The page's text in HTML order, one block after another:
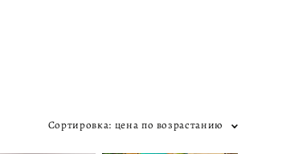
Сортировка: цена по возрастанию